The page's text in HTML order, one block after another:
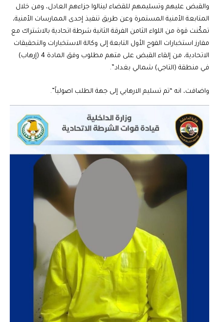
والقبض عليهم وتسليمهم للقضاء لينالوا جزاءهم العادل، ومن خلال
المتابعة الأمنية المستمرة وعن طريق تنفيذ إحدى الممارسات الأمنية،
تمكّنت قوة من اللواء الثامن الفرقة الثانية شرطة اتحادية بالاشتراك مع
مفارز استخبارات الفوج الأول التابعة إلى وكالة الاستخبارات والتحقيقات
الاتحادية، من إلقاء القبض على متهم مطلوب وفق المادة 4 (إرهاب)
في منطقة (التاجي) شمالي بغداد”.
واضافت، انه “تم تسليم الارهابي إلى جهة الطلب اصولياً”.